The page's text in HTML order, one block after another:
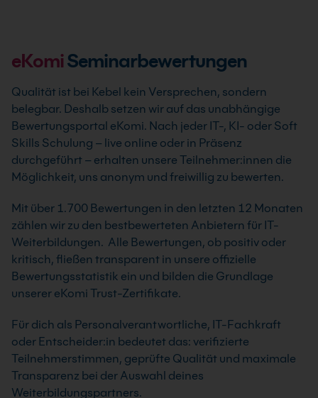
eKomiSeminarbewertungen
Qualität ist bei Kebel kein Versprechen, sondern
belegbar. Deshalb setzen wir auf das unabhängige
Bewertungsportal eKomi. Nach jeder IT-, KI- oder Soft
Skills Schulung – live online oder in Präsenz
durchgeführt – erhalten unsere Teilnehmer:innen die
Möglichkeit, uns anonym und freiwillig zu bewerten.
Mit über 1.700 Bewertungen in den letzten 12 Monaten
zählen wir zu den bestbewerteten Anbietern für IT-
Weiterbildungen. Alle Bewertungen, ob positiv oder
kritisch, fließen transparent in unsere offizielle
Bewertungsstatistik ein und bilden die Grundlage
unserer eKomi Trust-Zertifikate.
Für dich als Personalverantwortliche, IT-Fachkraft
oder Entscheider:in bedeutet das: verifizierte
Teilnehmerstimmen, geprüfte Qualität und maximale
Transparenz bei der Auswahl deines
Weiterbildungspartners.